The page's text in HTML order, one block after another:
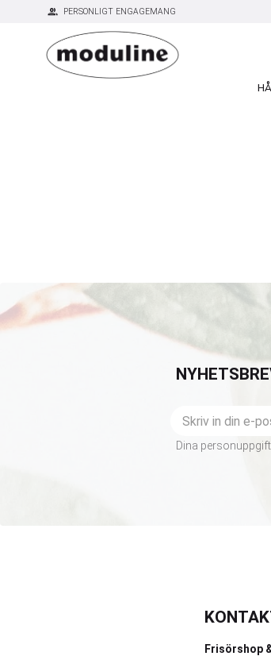
group PERSONLIGT ENGAGEMANG
Dina
Frisörshop